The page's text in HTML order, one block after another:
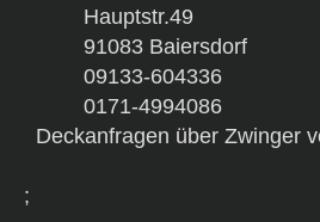
Hauptstr.49
91083 Baiersdorf
09133-604336
0171-4994086
Deckanfragen über Zwinger
;